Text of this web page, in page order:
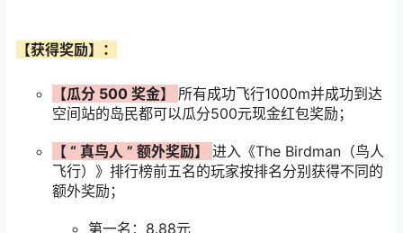
【获得奖励】：
【瓜分 500 奖金】 所有成功飞行1000m并成功到达
空间站的岛民都可以瓜分500元现金红包奖励；
【 “ 真鸟人 ” 额外奖励】 进入《The Birdman（鸟人
飞行）》排行榜前五名的玩家按排名分别获得不同的
额外奖励；
第一名：8.88元